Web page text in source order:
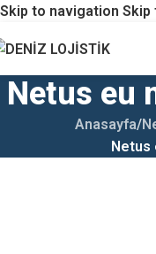
Skip to navigation Skip
Netus eu
Anasayfa/
Netus